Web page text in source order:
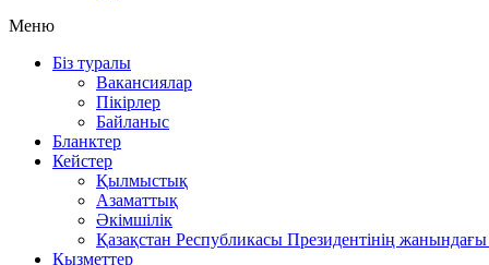
Меню
Біз туралы
Вакансиялар
Пікірлер
Байланыс
Бланктер
Кейстер
Қылмыстық
Азаматтық
Әкімшілік
Қазақстан Республикасы Президентінің
Қызметтер